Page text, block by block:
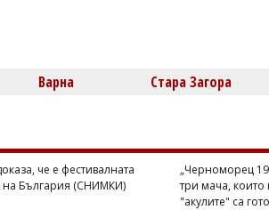
Варна Стара Загора
че е фестивалната
на България (СНИМКИ)
„Черноморец
три мача,
"акулите" са